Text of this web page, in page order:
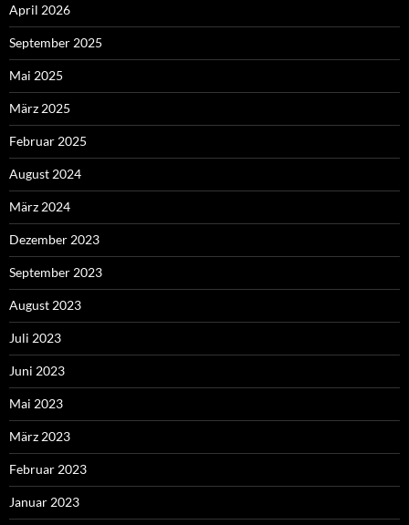
April 2026
September 2025
Mai 2025
März 2025
Februar 2025
August 2024
März 2024
Dezember 2023
September 2023
August 2023
Juli 2023
Juni 2023
Mai 2023
März 2023
Februar 2023
Januar 2023